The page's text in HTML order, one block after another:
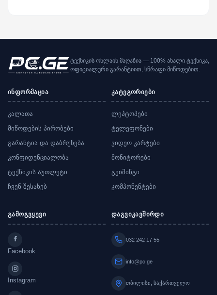
ტექნიკის ონლაინ მაღაზია — 100% ახალი ტექნიკა,
ოფიციალური გარანტიით, სწრაფი მიწოდებით.
ინფორმაცია
კალათა
მიწოდების პირობები
გარანტია და დაბრუნება
კონფიდენციალობა
ტექნიკის აუთლეტი
ჩვენ შესახებ
კატეგორიები
ლეპტოპები
ტელეფონები
ვიდეო კარტები
მონიტორები
გეიმინგი
კომპონენტები
გამოგვყევი
Facebook
Instagram
დაგვიკავშირდი
032 242 17 55
info@pc.ge
თბილისი, საქართველო